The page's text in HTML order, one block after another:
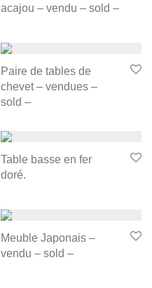
acajou – vendu – sold –
Paire de tables de
chevet – vendues –
sold –
Table basse en fer
doré.
Meuble Japonais –
vendu – sold –